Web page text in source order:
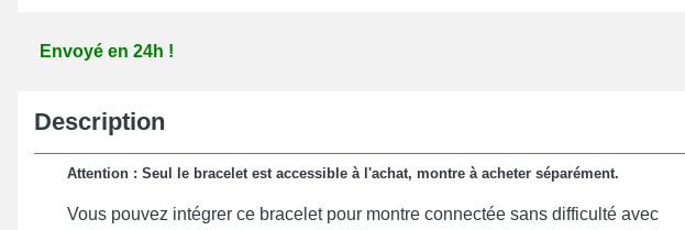
Envoyé en 24h !
Description
Attention : Seul le bracelet est accessible à l'achat, montre à acheter séparément.
Vous pouvez intégrer ce bracelet pour montre connectée sans difficulté avec